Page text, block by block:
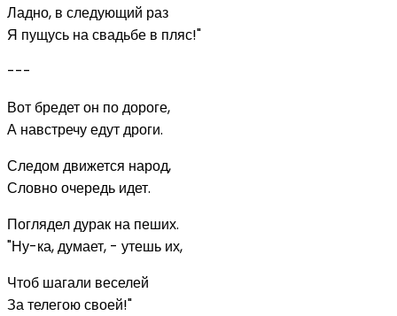
Ладно, в следующий раз
Я пущусь на свадьбе в пляс!"
---
Вот бредет он по дороге,
А навстречу едут дроги.
Следом движется народ,
Словно очередь идет.
Поглядел дурак на пеших.
"Ну-ка, думает, - утешь их,
Чтоб шагали веселей
За телегою своей!"